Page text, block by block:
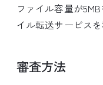
ファイル容量が
イル転送サービス
審査方法